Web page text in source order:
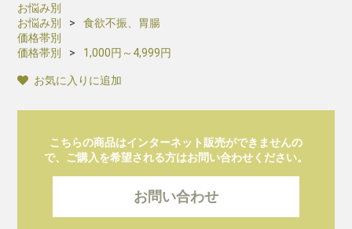
お悩み別
お悩み別
食欲不振、胃腸
価格帯別
価格帯別
1,000円～4,999円
お気に入りに追加
こちらの商品はインターネット販売ができませんの
で、ご購入を希望される方はお問い合わせください。
お問い合わせ